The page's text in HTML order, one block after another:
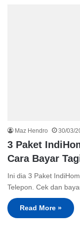
Maz Hendro 30/03/
3 Paket
Cara Bayar
Ini dia 3 Paket
Telepon. Cek dan
Read More »